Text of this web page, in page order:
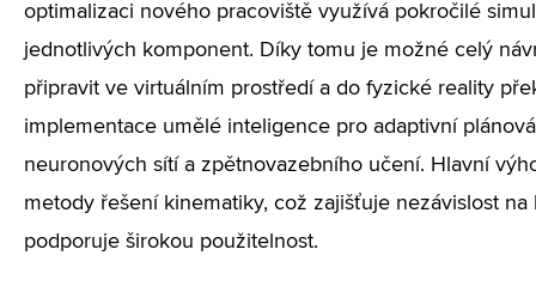
optimalizaci nového pracoviště využívá pokročilé
jednotlivých komponent. Díky tomu je možné celý
připravit ve virtuálním prostředí a do fyzické reality
implementace umělé inteligence pro adaptivní
neuronových sítí a zpětnovazebního učení. Hlavní
metody řešení kinematiky, což zajišťuje nezávislost
podporuje širokou použitelnost.